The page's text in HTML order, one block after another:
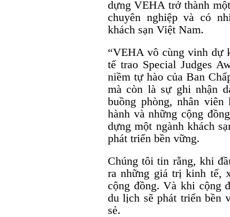
dựng VEHA trở thành
chuyên nghiệp và có
khách sạn Việt Nam.
“VEHA vô cùng vinh dự
tế trao Special Judges
niềm tự hào của Ban
mà còn là sự ghi nhận
buồng phòng, nhân viên
hành và những cộng
dựng một ngành khách
phát triển bền vững.
Chúng tôi tin rằng, khi
ra những giá trị kinh tế,
cộng đồng. Và khi cộng
du lịch sẽ phát triển bền
sẻ.